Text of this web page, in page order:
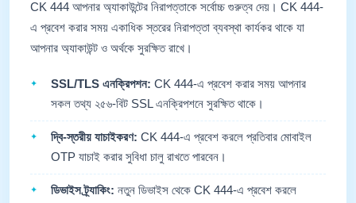
CK 444 আপনার অ্যাকাউন্টের নিরাপত্তাকে সর্বোচ্চ গুরুত্ব দেয়। CK 444-
এ প্রবেশ করার সময় একাধিক স্তরের নিরাপত্তা ব্যবস্থা কার্যকর থাকে যা
আপনার অ্যাকাউন্ট ও অর্থকে সুরক্ষিত রাখে।
SSL/TLS এনক্রিপশন: CK 444-এ প্রবেশ করার সময় আপনার
সকল তথ্য ২৫৬-বিট SSL এনক্রিপশনে সুরক্ষিত থাকে।
দ্বি-স্তরীয় যাচাইকরণ: CK 444-এ প্রবেশ করলে প্রতিবার মোবাইল
OTP যাচাই করার সুবিধা চালু রাখতে পারবেন।
ডিভাইস ট্র্যাকিং: নতুন ডিভাইস থেকে CK 444-এ প্রবেশ করলে